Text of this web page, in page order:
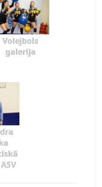
Volejbols
galerija